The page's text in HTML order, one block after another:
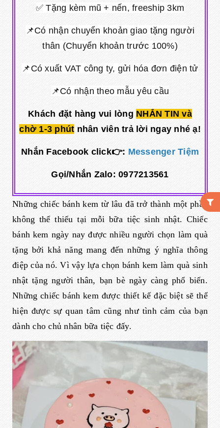
✅ Tặng kèm mũ + nến, freeship 3km
📌Có nhận chuyển khoản giao tặng người
thân (Chuyển khoản trước 100%)
📌Có xuất VAT công ty, gửi hóa đơn điện tử
📌Có nhận theo mẫu yêu cầu
Khách đặt hàng vui lòng NHẮN TIN và
chờ 1-3 phút nhân viên trả lời ngay nhé ạ!
Nhắn Facebook click👉: Messenger Tiệm
Gọi/Nhắn Zalo: 0977213561
Những chiếc bánh kem từ lâu đã trở thành một phần
không thể thiếu tại mỗi bữa tiệc sinh nhật. Chiếc
bánh kem ngày nay được nhiều người chọn làm quà
tặng bởi khả năng mang đến những ý nghĩa thông
điệp của nó. Vì vậy lựa chọn bánh kem làm quà sinh
nhật tặng người thân, bạn bè ngày càng phổ biến.
Những chiếc bánh kem được thiết kế đặc biệt sẽ thể
hiện được sự quan tâm cũng như tình cảm của bạn
dành cho chủ nhân bữa tiệc đấy.